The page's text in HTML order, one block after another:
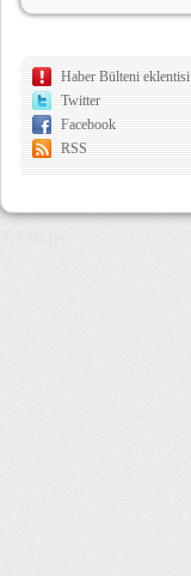
Haber Bülteni eklentisi
Twitter
Facebook
RSS